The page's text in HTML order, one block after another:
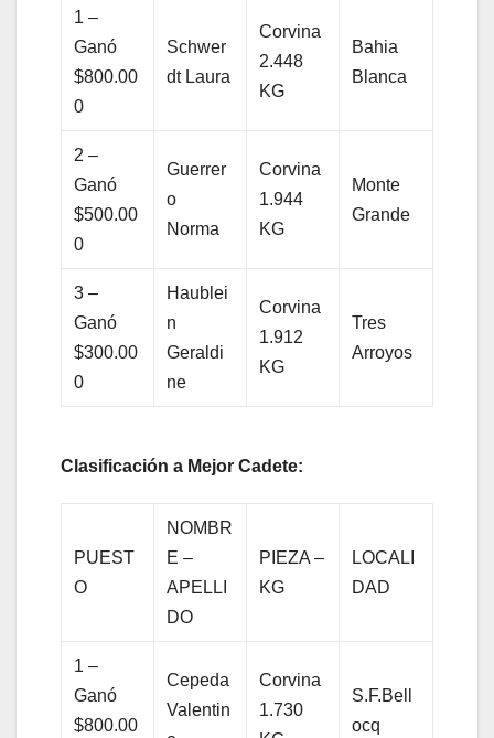
1 –
Ganó
$800.00
0
Schwer
dt Laura
Corvina
2.448
KG
Bahia
Blanca
2 –
Ganó
$500.00
0
Guerrer
o
Norma
Corvina
1.944
KG
Monte
Grande
3 –
Ganó
$300.00
0
Haublei
n
Geraldi
ne
Corvina
1.912
KG
Tres
Arroyos
Clasificación a Mejor Cadete:
PUEST
O
NOMBR
E –
APELLI
DO
PIEZA –
KG
LOCALI
DAD
1 –
Ganó
$800.00
Cepeda
Valentin
Corvina
1.730
S.F.Bell
ocq